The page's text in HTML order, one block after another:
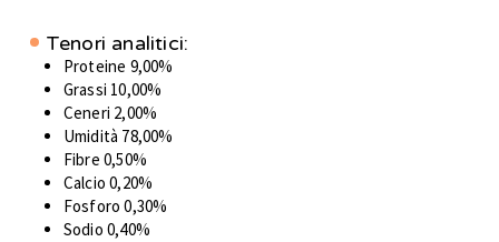
Tenori analitici:
Proteine 9,00%
Grassi 10,00%
Ceneri 2,00%
Umidità 78,00%
Fibre 0,50%
Calcio 0,20%
Fosforo 0,30%
Sodio 0,40%